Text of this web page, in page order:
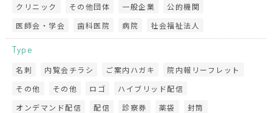
クリニック その他団体 一般企業
公的機関
医師会・学会
歯科医院 病院 社会福祉法人
Type
名刺 内覧会チラシ ご案内ハガキ
院内報リーフレット
その他
その他 ロゴ
ハイブリッド配信
オンデマンド配信
配信 診察券 薬袋
封筒